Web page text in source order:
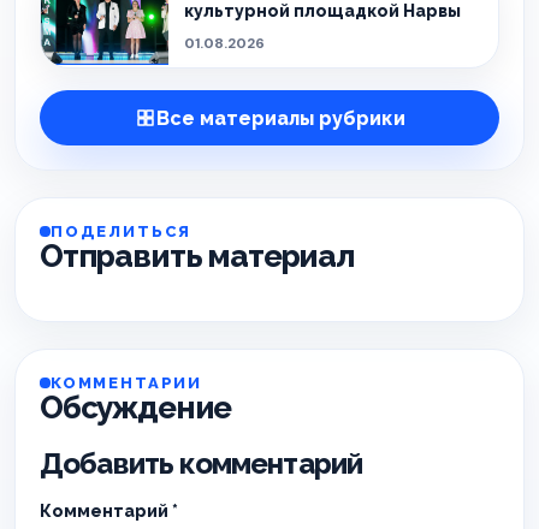
культурной площадкой Нарвы
01.08.2026
Все материалы рубрики
ПОДЕЛИТЬСЯ
Отправить материал
КОММЕНТАРИИ
Обсуждение
Добавить комментарий
Комментарий *